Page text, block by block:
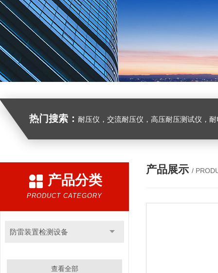
热门搜索： 耐压仪，交流耐压仪，高压耐压测试仪，
产品分类
PRODUCT CATEGORY
防雷装置检测设备
查看全部
产品展示 /